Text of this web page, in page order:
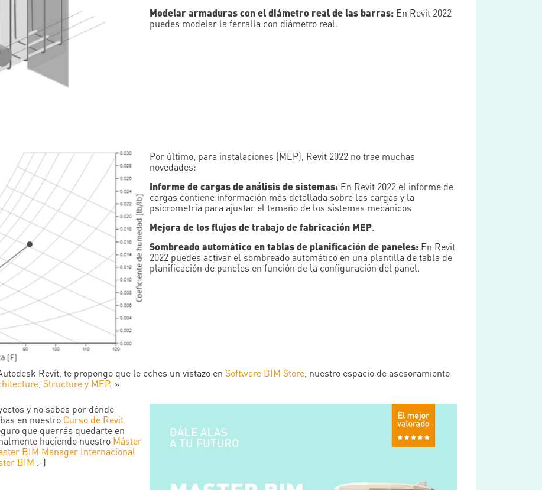
Modelar armaduras con el diámetro real de las barras: En Revit 2022
puedes modelar la ferralla con diámetro real.
Por último, para instalaciones (MEP), Revit 2022 no trae muchas
novedades:
Informe de cargas de análisis de sistemas: En Revit 2022 el informe de
cargas contiene información más detallada sobre las cargas y la
psicrometría para ajustar el tamaño de los sistemas mecánicos
Mejora de los flujos de trabajo de fabricación MEP.
Sombreado automático en tablas de planificación de paneles: En Revit
2022 puedes activar el sombreado automático en una plantilla de tabla de
planificación de paneles en función de la configuración del panel.
Revit, te propongo que le eches un vistazo en Software BIM Store, nuestro espacio de asesoramiento
Structure y MEP.
y no sabes por dónde
en nuestro Curso de Revit
que querrás quedarte en
haciendo nuestro Máster
BIM Manager Internacional
BIM .-)